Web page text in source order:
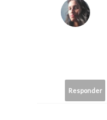
Responder